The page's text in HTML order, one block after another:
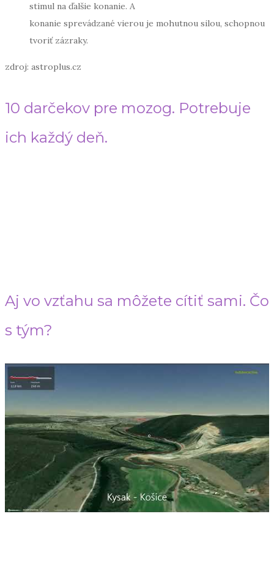
stimul na ďalšie konanie. A
konanie sprevádzané vierou je mohutnou silou, schopnou
tvoriť zázraky.
zdroj: astroplus.cz
10 darčekov pre mozog. Potrebuje
ich každý deň.
Aj vo vzťahu sa môžete cítiť sami. Čo
s tým?